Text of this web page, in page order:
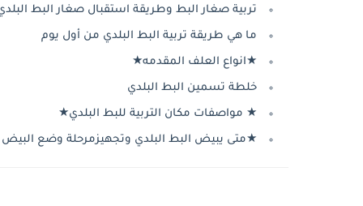
تربية صغار البط وطريقة استقبال صغار البط
ما هي طريقة تربية البط البلدي من أول يوم
★انواع العلف المقدمه★
خلطة تسمين البط البلدي
★ مواصفات مكان التربية للبط البلدي★
★متى يبيض البط البلدي وتجهيزمرحلة وضع